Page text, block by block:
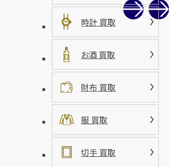
時計 買取
お酒 買取
財布 買取
服 買取
切手 買取